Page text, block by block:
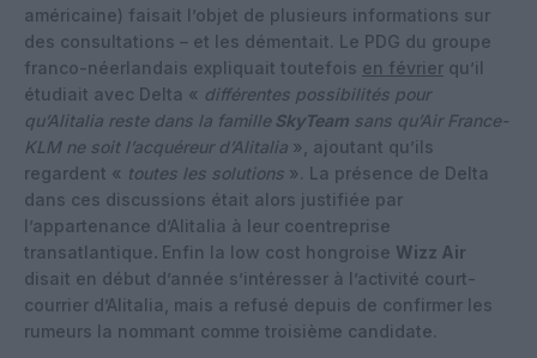
américaine) faisait l’objet de plusieurs informations sur
des consultations – et les démentait. Le PDG du groupe
franco-néerlandais expliquait toutefois en février qu’il
étudiait avec Delta « différentes possibilités pour
qu’Alitalia reste dans la famille SkyTeam sans qu’Air France-
KLM ne soit l’acquéreur d’Alitalia », ajoutant qu’ils
regardent « toutes les solutions ». La présence de Delta
dans ces discussions était alors justifiée par
l’appartenance d’Alitalia à leur coentreprise
transatlantique. Enfin la low cost hongroise Wizz Air
disait en début d’année s’intéresser à l’activité court-
courrier d’Alitalia, mais a refusé depuis de confirmer les
rumeurs la nommant comme troisième candidate.